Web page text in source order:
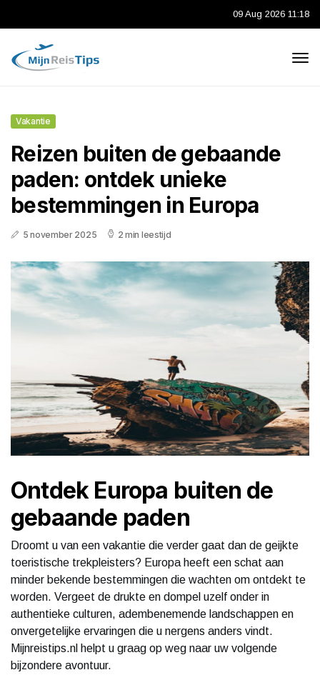
09 Aug 2026 11:18
Vakantie
Reizen buiten de gebaande
paden: ontdek unieke
bestemmingen in Europa
5 november 2025 2 min leestijd
Ontdek Europa buiten de
gebaande paden
Droomt u van een vakantie die verder gaat dan de geijkte
toeristische trekpleisters? Europa heeft een schat aan
minder bekende bestemmingen die wachten om ontdekt te
worden. Vergeet de drukte en dompel uzelf onder in
authentieke culturen, adembenemende landschappen en
onvergetelijke ervaringen die u nergens anders vindt.
Mijnreistips.nl helpt u graag op weg naar uw volgende
bijzondere avontuur.